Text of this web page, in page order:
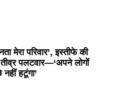
मेरा परिवार’, इस्तीफे की
पलटवार—‘अपने लोगों
हटूंगा’